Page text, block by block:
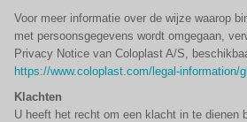
Voor meer informatie over de wijze waarop
met persoonsgegevens wordt omgegaan,
Privacy Notice van Coloplast A/S,
https://www.coloplast.com/legal-information/
Klachten
U heeft het recht om een klacht in te dienen